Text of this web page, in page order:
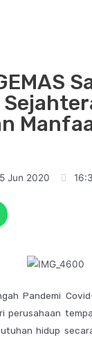
Jun 2020
Pandemi
perusahaan
hidup